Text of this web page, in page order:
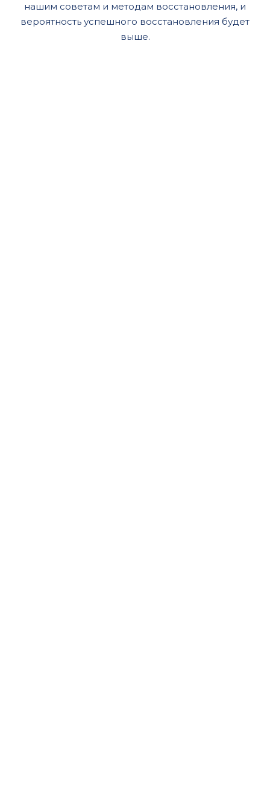
нашим советам и методам восстановления, и
вероятность успешного восстановления будет
выше.